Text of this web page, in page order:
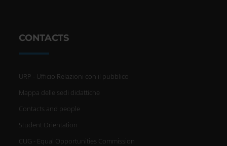
CONTACTS
URP - Ufficio Relazioni con il pubblico
Mappa delle sedi didattiche
Contacts and people
Student Orientation
CUG - Equal Opportunities Commission